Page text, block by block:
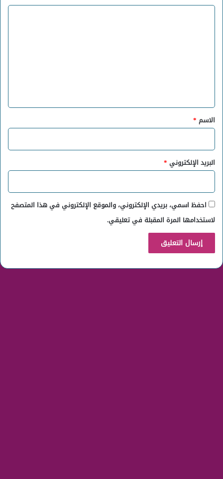
*
الاسم *
البريد الإلكتروني *
احفظ اسمي، بريدي الإلكتروني، والموقع الإلكتروني في هذا المتصفح
لاستخدامها المرة المقبلة في تعليقي.